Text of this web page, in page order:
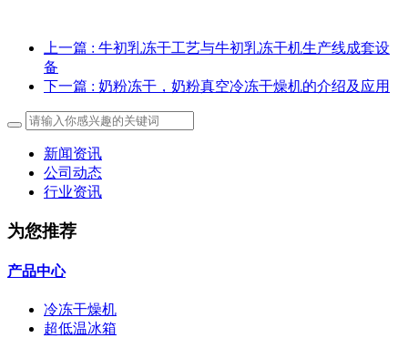
上一篇 : 牛初乳冻干工艺与牛初乳冻干机生产线成套设
备
下一篇 : 奶粉冻干，奶粉真空冷冻干燥机的介绍及应用
新闻资讯
公司动态
行业资讯
为您推荐
产品中心
冷冻干燥机
超低温冰箱